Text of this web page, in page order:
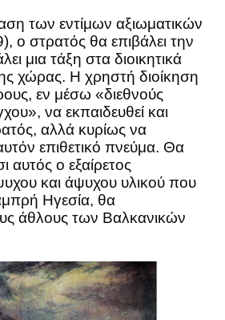
των εντίμων αξιωματικών
ο στρατός θα επιβάλει την
μια τάξη στα διοικητικά
χώρας. Η χρηστή διοίκηση
εν μέσω «διεθνούς
να εκπαιδευθεί και
αλλά κυρίως να
επιθετικό πνεύμα. Θα
αυτός ο εξαίρετος
και άψυχου υλικού που
Ηγεσία, θα
άθλους των Βαλκανικών